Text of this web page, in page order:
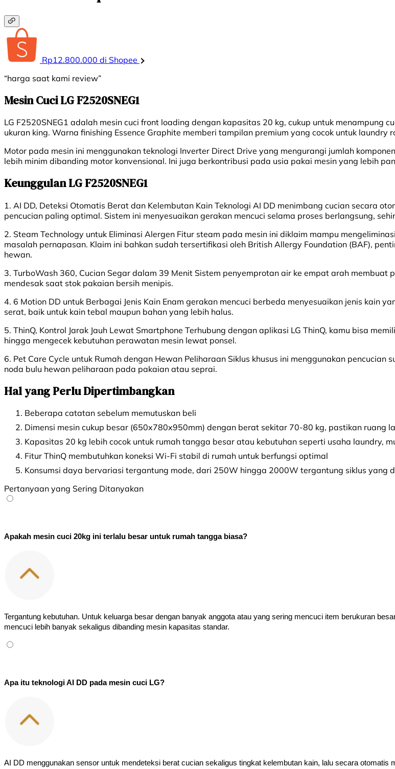
Rp12.800.000 di Shopee
“harga saat kami review”
Mesin Cuci LG F2520SNEG1
LG F2520SNEG1 adalah mesin cuci front loading dengan kapasitas 20 kg, cukup untuk menampung
ukuran king. Warna finishing Essence Graphite memberi tampilan premium yang cocok untuk laundry
Motor pada mesin ini menggunakan teknologi Inverter Direct Drive yang mengurangi jumlah
lebih minim dibanding motor konvensional. Ini juga berkontribusi pada usia pakai mesin yang lebih
Keunggulan LG F2520SNEG1
1. AI DD, Deteksi Otomatis Berat dan Kelembutan Kain Teknologi AI DD menimbang cucian secara
pencucian paling optimal. Sistem ini menyesuaikan gerakan mencuci selama proses berlangsung,
2. Steam Technology untuk Eliminasi Alergen Fitur steam pada mesin ini diklaim mampu
masalah pernapasan. Klaim ini bahkan sudah tersertifikasi oleh British Allergy Foundation (BAF),
hewan.
3. TurboWash 360, Cucian Segar dalam 39 Menit Sistem penyemprotan air ke empat arah
mendesak saat stok pakaian bersih menipis.
4. 6 Motion DD untuk Berbagai Jenis Kain Enam gerakan mencuci berbeda menyesuaikan jenis kain
serat, baik untuk kain tebal maupun bahan yang lebih halus.
5. ThinQ, Kontrol Jarak Jauh Lewat Smartphone Terhubung dengan aplikasi LG ThinQ, kamu bisa
hingga mengecek kebutuhan perawatan mesin lewat ponsel.
6. Pet Care Cycle untuk Rumah dengan Hewan Peliharaan Siklus khusus ini menggunakan
noda bulu hewan peliharaan pada pakaian atau seprai.
Hal yang Perlu Dipertimbangkan
Beberapa catatan sebelum memutuskan beli
Dimensi mesin cukup besar (650x780x950mm) dengan berat sekitar 70-80 kg, pastikan ruang
Kapasitas 20 kg lebih cocok untuk rumah tangga besar atau kebutuhan seperti usaha laundry,
Fitur ThinQ membutuhkan koneksi Wi-Fi stabil di rumah untuk berfungsi optimal
Konsumsi daya bervariasi tergantung mode, dari 250W hingga 2000W tergantung siklus yang
Pertanyaan yang Sering Ditanyakan
Apakah mesin cuci 20kg ini terlalu besar untuk rumah tangga biasa?
Tergantung kebutuhan. Untuk keluarga besar dengan banyak anggota atau yang sering mencuci item berukuran
mencuci lebih banyak sekaligus dibanding mesin kapasitas standar.
Apa itu teknologi AI DD pada mesin cuci LG?
AI DD menggunakan sensor untuk mendeteksi berat cucian sekaligus tingkat kelembutan kain, lalu secara